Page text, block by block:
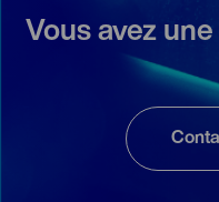
Vous avez